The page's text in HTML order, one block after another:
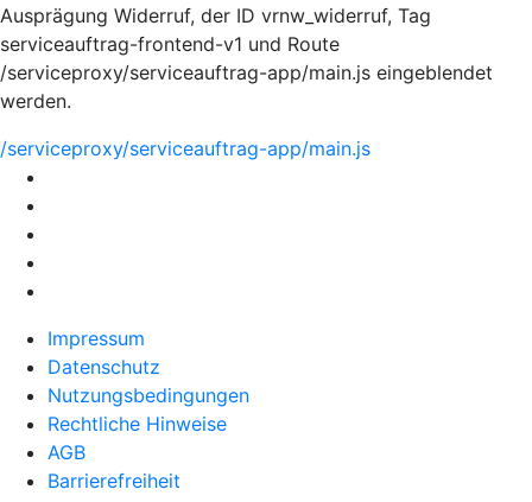
Ausprägung Widerruf, der ID vrnw_widerruf, Tag
serviceauftrag-frontend-v1 und Route
/serviceproxy/serviceauftrag-app/main.js eingeblendet
werden.
/serviceproxy/serviceauftrag-app/main.js
Impressum
Datenschutz
Nutzungsbedingungen
Rechtliche Hinweise
AGB
Barrierefreiheit